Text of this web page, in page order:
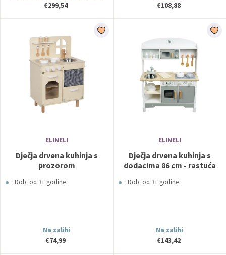
€299,54
€108,88
ELINELI
Dječja drvena kuhinja s
prozorom
Dob: od 3+ godine
Na zalihi
€74,99
ELINELI
Dječja drvena kuhinja s
dodacima 86 cm - rastuća
Dob: od 3+ godine
Na zalihi
€143,42